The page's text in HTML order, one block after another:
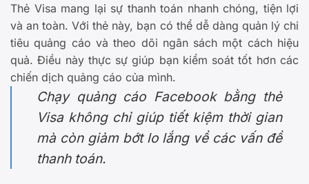
Thẻ Visa mang lại sự thanh toán nhanh chóng, tiện lợi
và an toàn. Với thẻ này, bạn có thể dễ dàng quản lý chi
tiêu quảng cáo và theo dõi ngân sách một cách hiệu
quả. Điều này thực sự giúp bạn kiểm soát tốt hơn các
chiến dịch quảng cáo của mình.
Chạy quảng cáo Facebook bằng thẻ
Visa không chỉ giúp tiết kiệm thời gian
mà còn giảm bớt lo lắng về các vấn đề
thanh toán.